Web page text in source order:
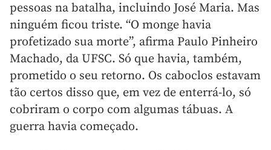
pessoas na batalha, incluindo José Maria. Mas
ninguém ficou triste. “O monge havia
profetizado sua morte”, afirma Paulo Pinheiro
Machado, da UFSC. Só que havia, também,
prometido o seu retorno. Os caboclos estavam
tão certos disso que, em vez de enterrá-lo, só
cobriram o corpo com algumas tábuas. A
guerra havia começado.